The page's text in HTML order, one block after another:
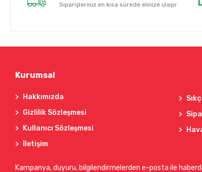
Siparişleriniz en kısa sürede elinize ulaşır.
Kurumsal
Hakkımızda
Gizlilik Sözleşmesi
Kullanıcı Sözleşmesi
İletişim
Kampanya, duyuru, bilgilendirmelerden e-posta ile